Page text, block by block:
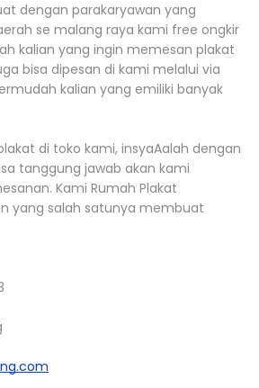
dengan parakaryawan yang
se malang raya kami free ongkir
kalian yang ingin memesan plakat
bisa dipesan di kami melalui via
kalian yang emiliki banyak
di toko kami, insyaAalah dengan
tanggung jawab akan kami
Kami Rumah Plakat
yang salah satunya membuat